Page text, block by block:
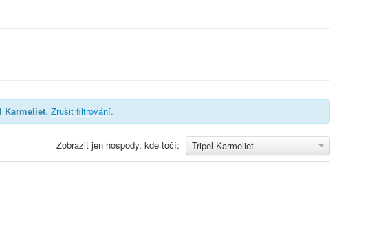
Karmeliet. Zrušit filtrování.
Tripel Karmeliet
Zobrazit jen hospody, kde točí: